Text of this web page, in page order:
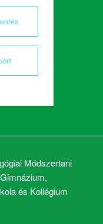
Módszertani
és Kollégium